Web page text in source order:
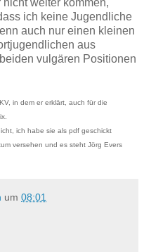
weiter kommen,
ich keine Jugendliche
auch nur einen kleinen
aus
vulgären Positionen
in dem er erklärt, auch für die
ich habe sie als pdf geschickt
versehen und es steht Jörg Evers
um 08:01